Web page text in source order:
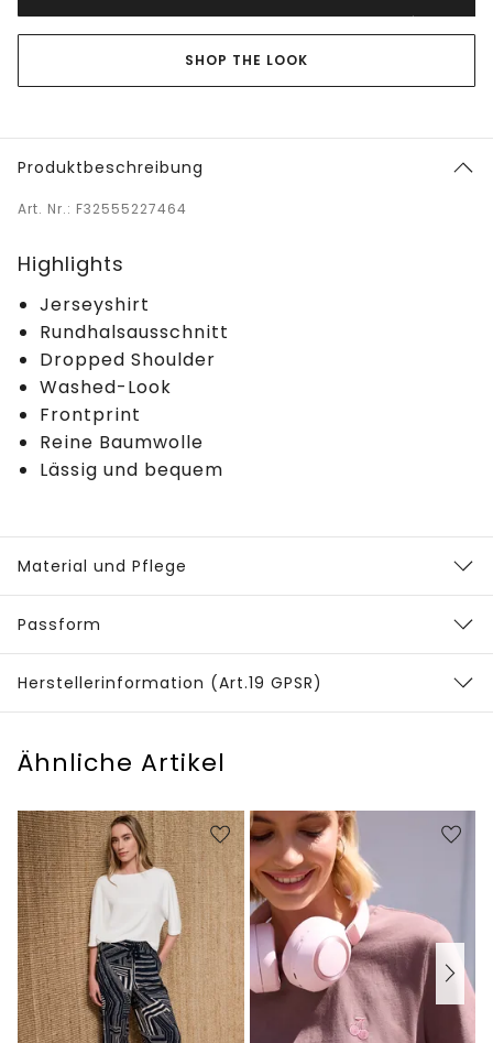
SHOP THE LOOK
Produktbeschreibung
Art. Nr.: F32555227464
Highlights
Jerseyshirt
Rundhalsausschnitt
Dropped Shoulder
Washed-Look
Frontprint
Reine Baumwolle
Lässig und bequem
Material und Pflege
Passform
Herstellerinformation (Art.19 GPSR)
Ähnliche Artikel